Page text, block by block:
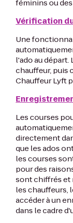
féminins ou
Vérification
Une
l'ado au départ.
chauffeur, puis
Chauffeur Lyft
Les courses
directement
que les ados
les courses
pour des
sont chiffrés et
les chauffeurs,
accéder à un
dans le cadre